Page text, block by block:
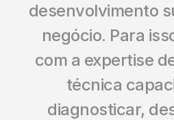
desenvolvimento
negócio. Para
com a expertise
técnica
diagnosticar,